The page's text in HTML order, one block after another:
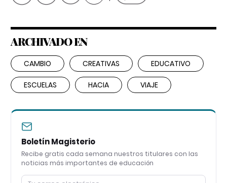
ARCHIVADO EN
CAMBIO CREATIVAS EDUCATIVO
ESCUELAS HACIA VIAJE
Boletín Magisterio
Recibe gratis cada semana nuestros titulares con las
noticias más importantes de educación